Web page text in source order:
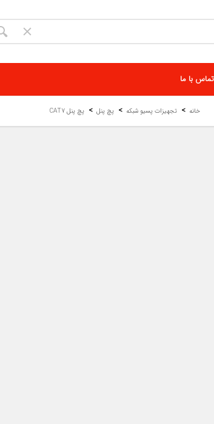
تماس با ما
خانه تجهیزات پسیو شبکه پچ پنل پچ پنل CAT7